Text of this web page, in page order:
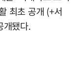
최초 공개 (+서
개됐다.